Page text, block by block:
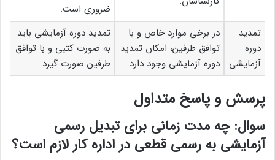
ضروری است.
تمدید
دوره
آزمایشی
در برخی موارد خاص و با
توافق طرفین، امکان تمدید
دوره آزمایشی وجود دارد.
تمدید دوره آزمایشی باید
به صورت کتبی و با توافق
طرفین صورت گیرد.
پرسش و پاسخ متداول
سوال: چه مدت زمانی برای تبدیل رسمی
آزمایشی به رسمی قطعی در اداره کار لازم است؟